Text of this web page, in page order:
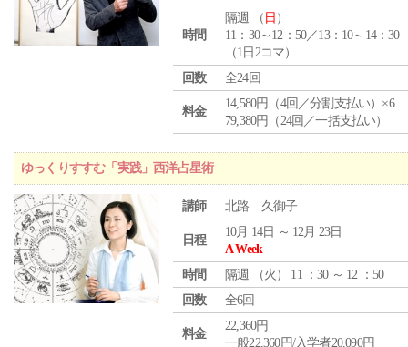
時間
隔週 （ 日 ）
11：30～12：50／13：10～14：30
（1日2コマ）
回数
全24回
料金
14,580円（4回／分割支払い）×6
79,380円（24回／一括支払い）
ゆっくりすすむ「実践」西洋占星術
講師 北路 久御子
日程
10月 14日 ～ 12月 23日
A Week
時間
隔週 （火 ） 11 ：30 ～ 12 ：50
回数
全6回
料金
22,360円
一般22,360円/入学者20,090円